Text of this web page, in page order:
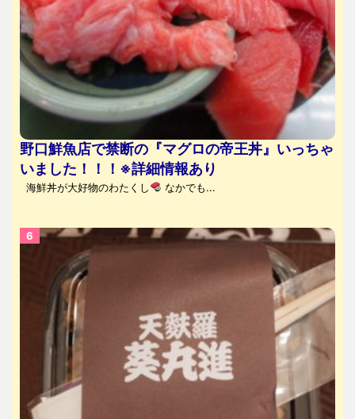
野口鮮魚店で禁断の『マグロの帝王丼』いっちゃ
いました！！！※詳細情報あり
海鮮丼が大好物のわたくし なかでも...